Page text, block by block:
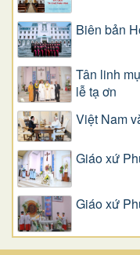
Biên bản
Tân linh
lễ tạ ơn
Việt Nam
Giáo xứ
Giáo xứ